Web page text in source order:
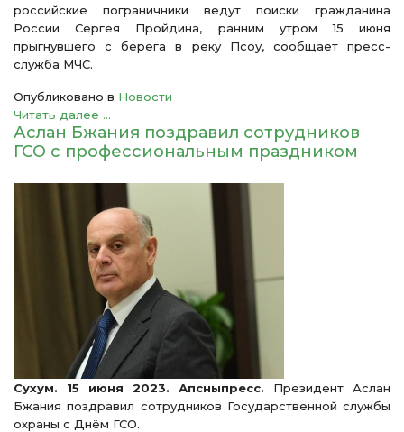
российские пограничники ведут поиски гражданина
России Сергея Пройдина, ранним утром 15 июня
прыгнувшего с берега в реку Псоу, сообщает пресс-
служба МЧС.
Опубликовано в Новости
Читать далее ...
Аслан Бжания поздравил сотрудников
ГСО с профессиональным праздником
Сухум. 15 июня 2023. Апсныпресс. Президент Аслан
Бжания поздравил сотрудников Государственной службы
охраны с Днём ГСО.